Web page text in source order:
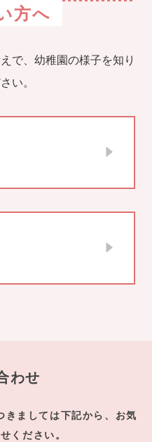
方へ
で、幼稚園の様子を知り
い。
わせ
きましては下記から、お気
ください。